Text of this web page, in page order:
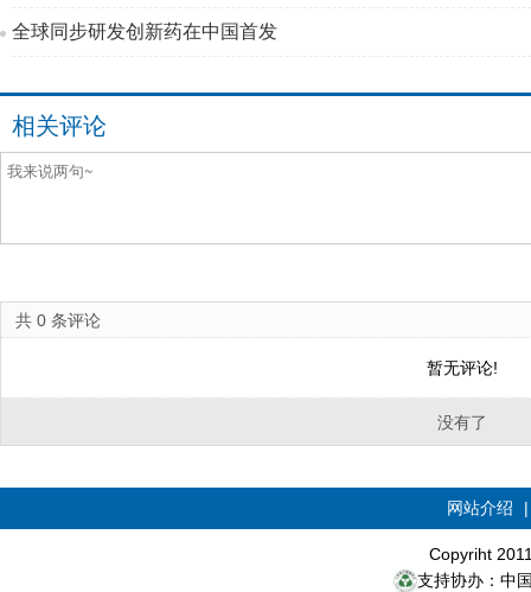
全球同步研发创新药在中国首发
相关评论
共 0 条评论
暂无评论!
没有了
网站介绍
Copyriht
支持协办：中